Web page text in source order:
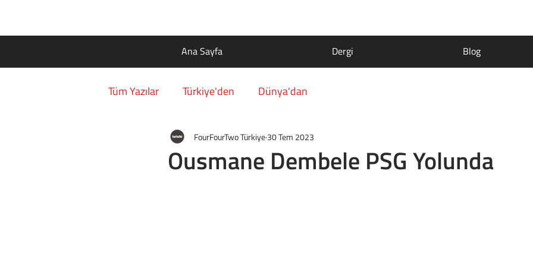
Tüm Yazılar Türkiye'den Dünya'dan
Ousmane Dembele PSG Yolunda
FourFourTwo Türkiye30 Tem 2023
Ana Sayfa Dergi Blog